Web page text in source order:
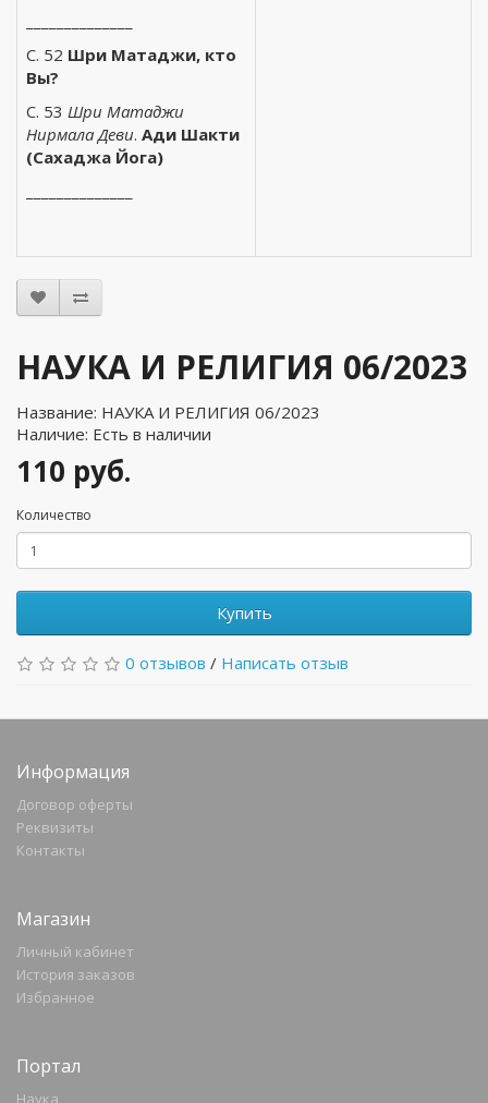
С. 52 Шри Матаджи, кто
Вы?
С. 53 Шри Матаджи
Нирмала Деви. Ади Шакти
(Сахаджа Йога)
НАУКА И РЕЛИГИЯ 06/2023
Название: НАУКА И РЕЛИГИЯ 06/2023
Наличие: Есть в наличии
110 руб.
Количество
Купить
0 отзывов / Написать отзыв
Информация
Договор оферты
Реквизиты
Контакты
Магазин
Личный кабинет
История заказов
Избранное
Портал
Наука